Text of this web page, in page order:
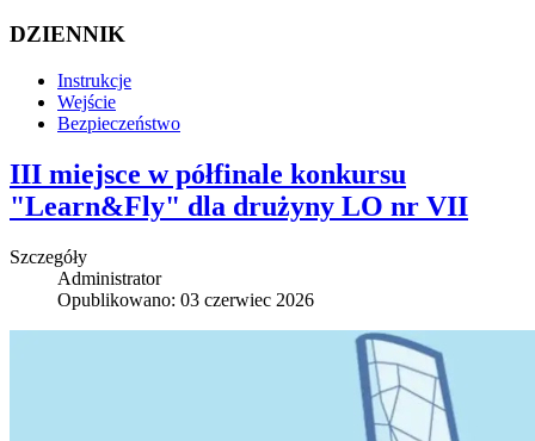
DZIENNIK
Instrukcje
Wejście
Bezpieczeństwo
III miejsce w półfinale konkursu
"Learn&Fly" dla drużyny LO nr VII
Szczegóły
Administrator
Opublikowano: 03 czerwiec 2026